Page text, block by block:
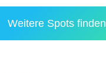
Weitere Spots finden